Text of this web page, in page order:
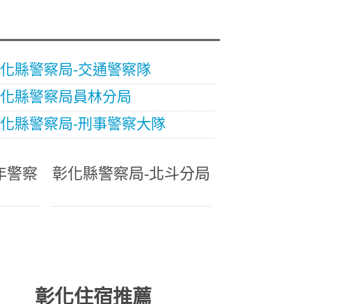
縣警察局-交通警察隊
縣警察局員林分局
縣警察局-刑事警察大隊
警察
彰化縣警察局-北斗分局
彰化住宿推薦